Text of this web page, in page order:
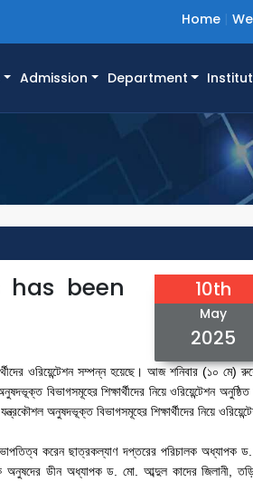
Home
Admission Department
been
10th
May
2025
ওরিয়েন্টেশন সম্পন্ন হয়েছে। আজ শনিবার (১০ মে)
বিভাগসমূহের শিক্ষার্থীদের নিয়ে ওরিয়েন্টেশন
অনুষদভূক্ত বিভাগসমূহের শিক্ষার্থীদের নিয়ে
করেন ছাত্রকল্যাণ দপ্তরের পরিচালক অধ্যাপক
অনুষদের ডীন অধ্যাপক ড. মো. আব্দুল কাদের জিলানী,